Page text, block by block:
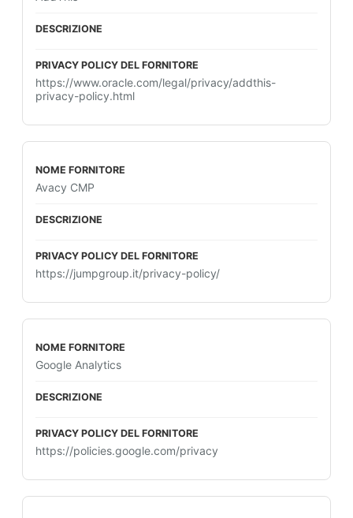
https://www.oracle.com/legal/privacy/addthis-
privacy-policy.html
Avacy CMP
https://jumpgroup.it/privacy-policy/
Google Analytics
https://policies.google.com/privacy